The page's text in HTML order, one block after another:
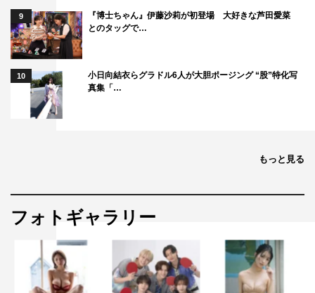
タ！”を教え
てくださ
い。
佐谷戸：この演技のお仕事自体が“コレキタ！”って感じで
す。初めてなので、すごい！みたいな感じです。頑張らな
：この逸材！きましたよコレ！面白い。この眠ってい
：けっこうこのままなので、自分では分からないん
ですけど、こうやって褒めてもらえるとちょっと自信が出
ます（笑）。
塚地：この物怖じしない感じ（笑）。ナチュラルな感じで
9
『博士ちゃん』伊藤沙莉が初登場 大好きな芦田愛菜
とのタッグで…
10
小日向結衣らグラドル6人が大胆ポージング “股”特化写
真集「…
もっと見る
フォトギャラリー